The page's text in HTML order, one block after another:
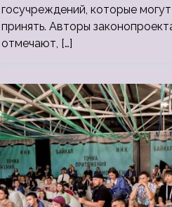
госучреждений, которые
принять. Авторы
отмечают, […]